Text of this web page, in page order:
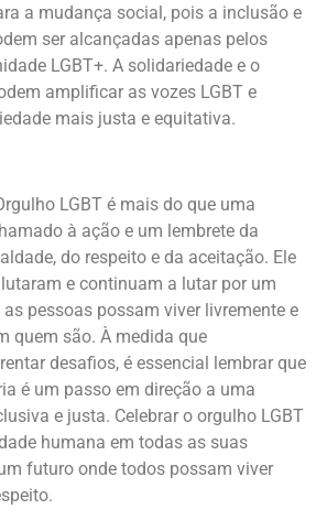
a mudança social, pois a inclusão e
ser alcançadas apenas pelos
LGBT+. A solidariedade e o
amplificar as vozes LGBT e
mais justa e equitativa.
LGBT é mais do que uma
à ação e um lembrete da
do respeito e da aceitação. Ele
e continuam a lutar por um
pessoas possam viver livremente e
quem são. À medida que
desafios, é essencial lembrar que
é um passo em direção a uma
e justa. Celebrar o orgulho LGBT
humana em todas as suas
futuro onde todos possam viver